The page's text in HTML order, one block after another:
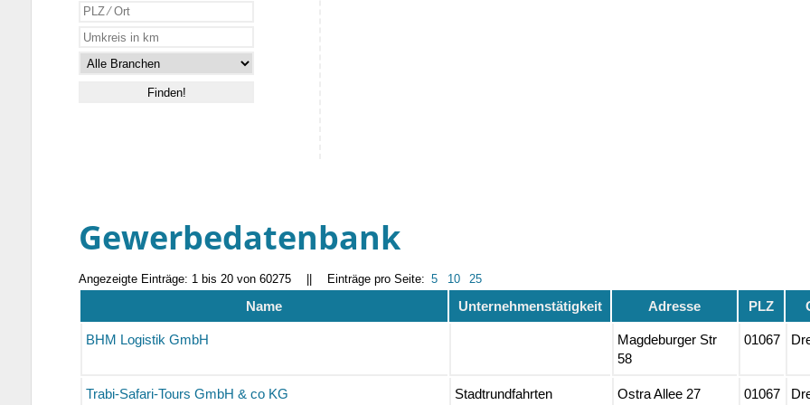
Gewerbedatenbank
Angezeigte Einträge: 1 bis 20 von 60275 Einträge pro Seite: 5 10 25
Name Unternehmenstätigkeit Adresse PLZ
BHM Logistik GmbH
Magdeburger Str
58
01067
Trabi-Safari-Tours GmbH & co KG Stadtrundfahrten Ostra Allee 27 01067